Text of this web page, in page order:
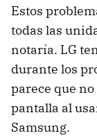
Estos
todas las
notaría. LG
durante los
parece que
pantalla al
Samsung.